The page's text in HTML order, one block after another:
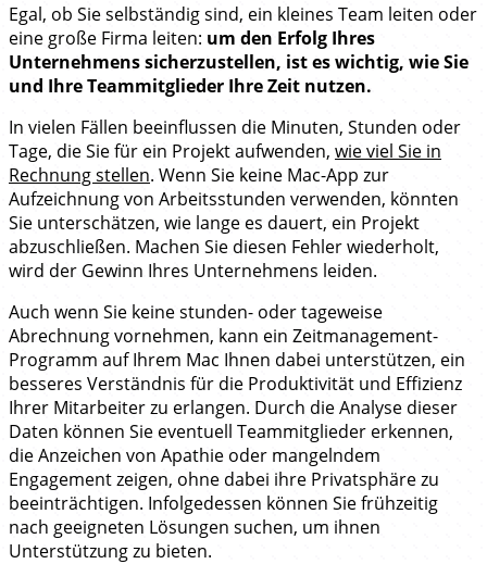
Egal, ob Sie selbständig sind, ein kleines Team leiten oder
eine große Firma leiten: um den Erfolg Ihres
Unternehmens sicherzustellen, ist es wichtig, wie Sie
und Ihre Teammitglieder Ihre Zeit nutzen.
In vielen Fällen beeinflussen die Minuten, Stunden oder
Tage, die Sie für ein Projekt aufwenden, wie viel Sie in
Rechnung stellen. Wenn Sie keine Mac-App zur
Aufzeichnung von Arbeitsstunden verwenden, könnten
Sie unterschätzen, wie lange es dauert, ein Projekt
abzuschließen. Machen Sie diesen Fehler wiederholt,
wird der Gewinn Ihres Unternehmens leiden.
Auch wenn Sie keine stunden- oder tageweise
Abrechnung vornehmen, kann ein Zeitmanagement-
Programm auf Ihrem Mac Ihnen dabei unterstützen, ein
besseres Verständnis für die Produktivität und Effizienz
Ihrer Mitarbeiter zu erlangen. Durch die Analyse dieser
Daten können Sie eventuell Teammitglieder erkennen,
die Anzeichen von Apathie oder mangelndem
Engagement zeigen, ohne dabei ihre Privatsphäre zu
beeinträchtigen. Infolgedessen können Sie frühzeitig
nach geeigneten Lösungen suchen, um ihnen
Unterstützung zu bieten.